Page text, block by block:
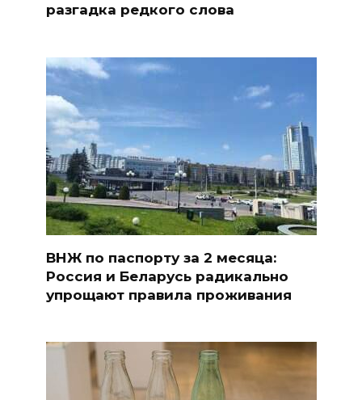
разгадка редкого слова
ВНЖ по паспорту за 2 месяца:
Россия и Беларусь радикально
упрощают правила проживания